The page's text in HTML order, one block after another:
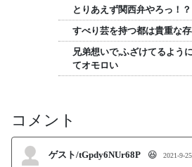
とりあえず関西弁やろっ！？
すべり芸を持つ都は貴重な
兄弟想いで,ふざけてるよう
てオモロい
コメント
ゲスト/tGpdy6NUr68P 😆 2021-9-